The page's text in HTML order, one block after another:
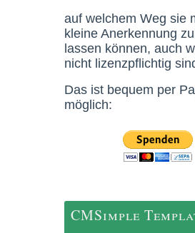
auf welchem Weg sie
kleine Anerkennung
lassen können, auch
nicht lizenzpflichtig
Das ist bequem per
möglich:
CMSimple